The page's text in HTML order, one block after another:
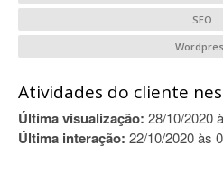
SEO
Atividades do cliente
Última visualização: 28/10/2020
Última interação: 22/10/2020 às